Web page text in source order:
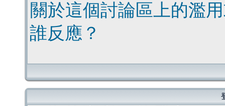
關於這個討論區上的濫
誰反應？